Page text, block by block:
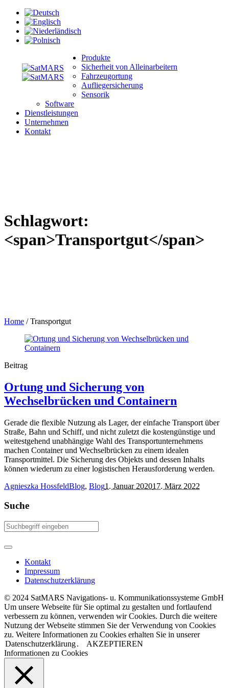
Produkte
Sicherheit von Alleinarbeitern
Fahrzeugortung
Aufliegersicherung
Sensorik
Software
Dienstleistungen
Unternehmen
Kontakt
Schlagwort:
<span>Transportgut</span>
Home /Transportgut
Beitrag
Ortung und Sicherung von
Wechselbrücken und Containern
Gerade die flexible Nutzung als Lager, der einfache Transport über
Straße, Bahn und Schiff, und nicht zuletzt die kostengünstige und
weitestgehend unabhängige Wahl des Transportunternehmens
machen Container und Wechselbrücken zu einem idealen
Transportmittel. Die Sicherung des Objekts und dessen Inhalts
können wiederum zu einer logistischen Herausforderung werden.
Agnieszka HossfeldBlog, Blog1. Januar 202017. März 2022
Suche
Kontakt
Impressum
Datenschutzerklärung
© 2024 SatMARS Navigations- u. Kommunikationssysteme GmbH
Um unsere Webseite für Sie optimal zu gestalten und fortlaufend
verbessern zu können, verwenden wir Cookies. Durch die weitere
Nutzung der Webseite stimmen Sie der Verwendung von Cookies
zu. Weitere Informationen zu Cookies erhalten Sie in unserer
Datenschutzerklärung.
AKZEPTIEREN
Informationen zu Cookies